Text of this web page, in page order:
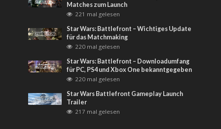
Matches zum Launch
221 mal gelesen
Star Wars: Battlefront – Wichtiges Update
für das Matchmaking
220 mal gelesen
Star Wars: Battlefront – Downloadumfang
für PC, PS4 und Xbox One bekanntgegeben
220 mal gelesen
Star Wars Battlefront Gameplay Launch
Trailer
217 mal gelesen